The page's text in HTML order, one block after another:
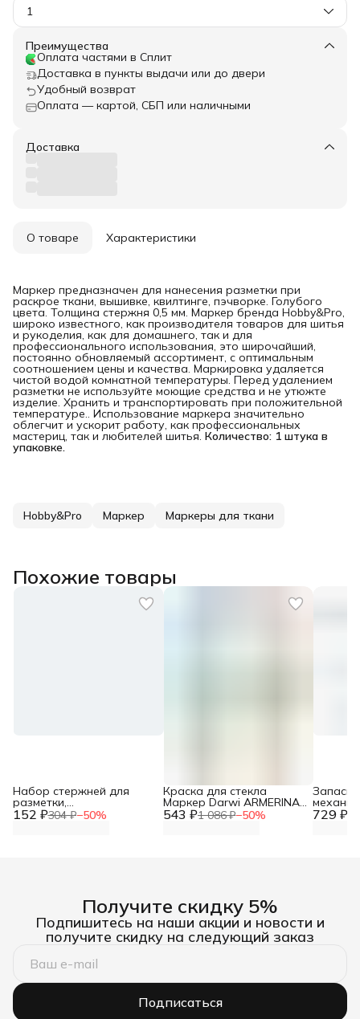
1
Преимущества
Оплата частями в Сплит
Доставка в пункты выдачи или до двери
Удобный возврат
Оплата — картой, СБП или наличными
Доставка
О товаре Характеристики
Маркер предназначен для нанесения разметки при
раскрое ткани, вышивке, квилтинге, пэчворке. Голубого
цвета. Толщина стержня 0,5 мм. Маркер бренда Hobby&Pro,
широко известного, как производителя товаров для шитья
и рукоделия, как для домашнего, так и для
профессионального использования, это широчайший,
постоянно обновляемый ассортимент, с оптимальным
соотношением цены и качества. Маркировка удаляется
чистой водой комнатной температуры. Перед удалением
разметки не используйте моющие средства и не утюжте
изделие. Хранить и транспортировать при положительной
температуре.. Использование маркера значительно
облегчит и ускорит работу, как профессиональных
мастериц, так и любителей шитья. Количество: 1 штука в
упаковке.
Hobby&Pro Маркер Маркеры для ткани
Похожие товары
152 ₽304 ₽−50%
Набор стержней для
разметки,
термоисчезающие, 4 шт/ 543 ₽1 086 ₽−50%
Краска для стекла
Маркер Darwi ARMERINA,
2 мм, 720 темно-желтый, 729 ₽
Получите скидку 5%
Подпишитесь на наши акции и новости и
получите скидку на следующий заказ
Подписаться